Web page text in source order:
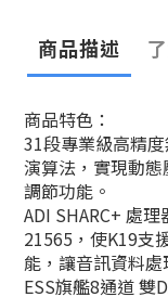
商品描述
商品特色：
31段專業級高精
演算法，實現動態
調節功能。
ADI SHARC+ 處
21565，使K19支
能，讓音訊資料
ESS旗艦8通道 雙